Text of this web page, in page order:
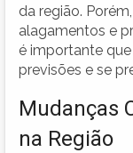
da região.
alagamentos e
é importante
previsões e se
Mudanças
na Região